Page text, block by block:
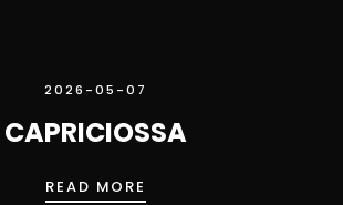
2026-05-07
CAPRICIOSSA
READ MORE